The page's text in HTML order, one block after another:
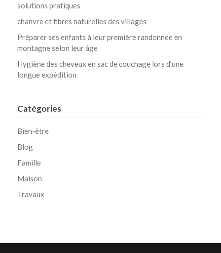
solutions pratiques
chanvre et fibres naturelles des villages
Préparer ses enfants à leur première randonnée en
montagne selon leur âge
Hygiène des cheveux en sac de couchage lors d’une
longue expédition
Catégories
Bien-être
Blog
Famille
Maison
Travaux